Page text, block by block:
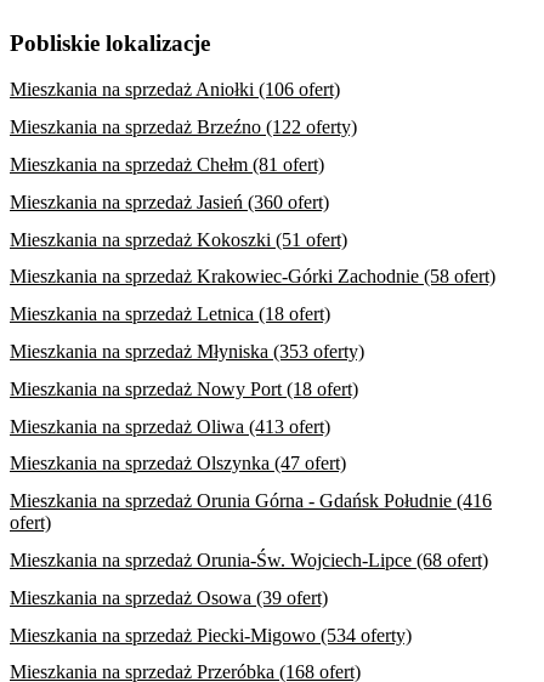
Pobliskie lokalizacje
Mieszkania na sprzedaż Aniołki (106 ofert)
Mieszkania na sprzedaż Brzeźno (122 oferty)
Mieszkania na sprzedaż Chełm (81 ofert)
Mieszkania na sprzedaż Jasień (360 ofert)
Mieszkania na sprzedaż Kokoszki (51 ofert)
Mieszkania na sprzedaż Krakowiec-Górki Zachodnie (58 ofert)
Mieszkania na sprzedaż Letnica (18 ofert)
Mieszkania na sprzedaż Młyniska (353 oferty)
Mieszkania na sprzedaż Nowy Port (18 ofert)
Mieszkania na sprzedaż Oliwa (413 ofert)
Mieszkania na sprzedaż Olszynka (47 ofert)
Mieszkania na sprzedaż Orunia Górna - Gdańsk Południe (416
ofert)
Mieszkania na sprzedaż Orunia-Św. Wojciech-Lipce (68 ofert)
Mieszkania na sprzedaż Osowa (39 ofert)
Mieszkania na sprzedaż Piecki-Migowo (534 oferty)
Mieszkania na sprzedaż Przeróbka (168 ofert)